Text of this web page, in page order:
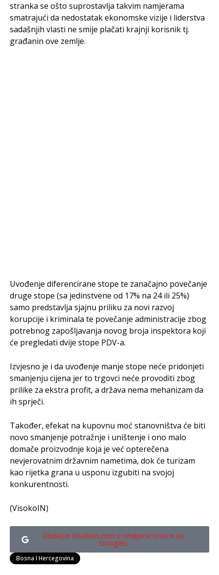
stranka se ošto suprostavlja takvim namjerama
smatrajući da nedostatak ekonomske vizije i liderstva
sadašnjih vlasti ne smije plačati krajnji korisnik tj.
građanin ove zemlje.
Uvođenje diferencirane stope te zanačajno povečanje
druge stope (sa jedinstvene od 17% na 24 ili 25%)
samo predstavlja sjajnu priliku za novi razvoj
korupcije i kriminala te povečanje administracije zbog
potrebnog zapošljavanja novog broja inspektora koji
će pregledati dvije stope PDV-a.
Izvjesno je i da uvođenje manje stope neće pridonjeti
smanjenju cijena jer to trgovci neće provoditi zbog
prilike za ekstra profit, a država nema mehanizam da
ih sprječi.
Također, efekat na kupovnu moć stanovništva će biti
novo smanjenje potražnje i uništenje i ono malo
domače proizvodnje koja je već opterečena
nevjerovatnim državnim nametima, dok će turizam
kao rijetka grana u usponu izgubiti na svojoj
konkurentnosti.
(VisokoIN)
Dodajte Visokoin.com u omiljene izvore na
Googleu
Bosna I Hercegovina